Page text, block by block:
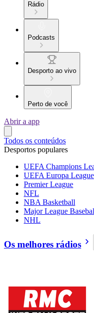
Rádio
Podcasts
Desporto ao vivo
Perto de você
Abrir a app
Todos os conteúdos
Desportos populares
UEFA Champions
UEFA Europa League
Premier League
NFL
NBA Basketball
Major League
NHL
Os melhores rádios